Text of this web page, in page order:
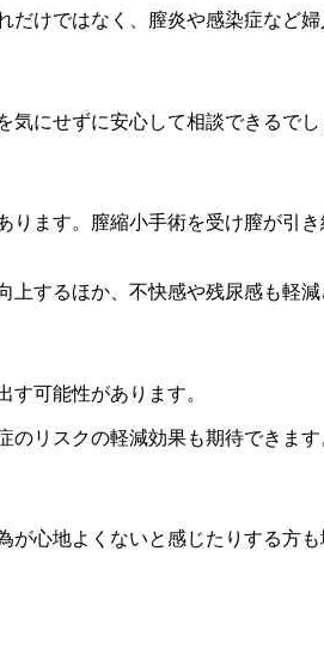
けではなく、膣炎や感染症など
にせずに安心して相談できるでし
ます。膣縮小手術を受け膣が引
するほか、不快感や残尿感も軽
可能性があります。
リスクの軽減効果も期待できます
心地よくないと感じたりする方も